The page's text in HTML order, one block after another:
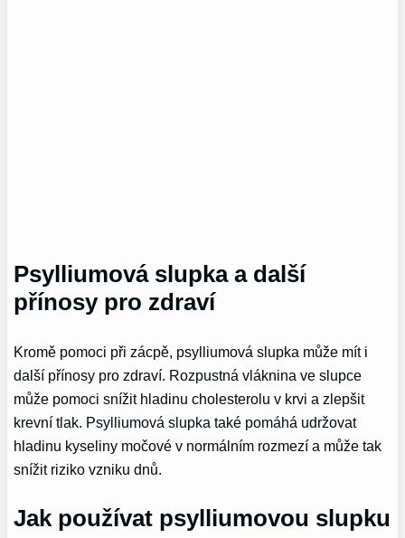
Psylliumová slupka a další
přínosy pro zdraví
Kromě pomoci při zácpě, psylliumová slupka může mít i
další přínosy pro zdraví. Rozpustná vláknina ve slupce
může pomoci snížit hladinu cholesterolu v krvi a zlepšit
krevní tlak. Psylliumová slupka také pomáhá udržovat
hladinu kyseliny močové v normálním rozmezí a může tak
snížit riziko vzniku dnů.
Jak používat psylliumovou slupku